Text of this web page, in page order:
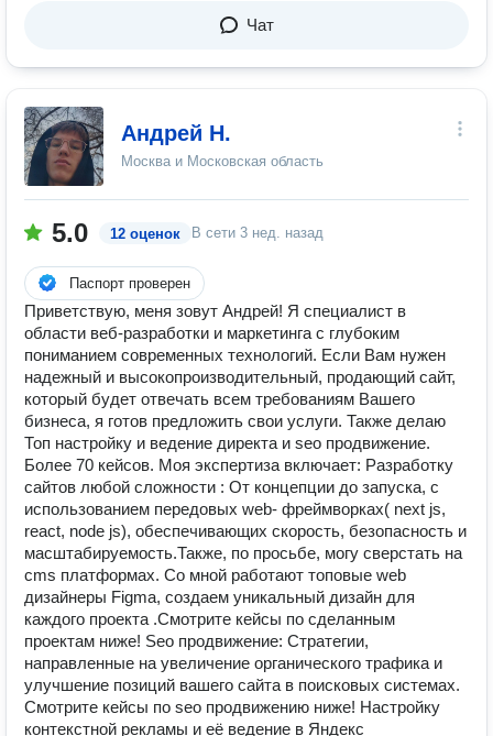
Чат
Андрей Н.
Москва и Московская область
5.0 12 оценок В сети 3 нед. назад
Паспорт проверен
Приветствую, меня зовут Андрей! Я специалист в
области веб-разработки и маркетинга с глубоким
пониманием современных технологий. Если Вам нужен
надежный и высокопроизводительный, продающий сайт,
который будет отвечать всем требованиям Вашего
бизнеса, я готов предложить свои услуги. Также делаю
Топ настройку и ведение директа и seo продвижение.
Более 70 кейсов. Моя экспертиза включает: Разработку
сайтов любой сложности : От концепции до запуска, с
использованием передовых web- фреймворках( next js,
react, node js), обеспечивающих скорость, безопасность и
масштабируемость.Также, по просьбе, могу сверстать на
cms платформах. Со мной работают топовые web
дизайнеры Figma, создаем уникальный дизайн для
каждого проекта .Смотрите кейсы по сделанным
проектам ниже! Seo продвижение: Стратегии,
направленные на увеличение органического трафика и
улучшение позиций вашего сайта в поисковых системах.
Смотрите кейсы по seo продвижению ниже! Настройку
контекстной рекламы и её ведение в Яндекс